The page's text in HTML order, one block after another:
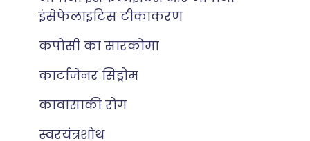
इंसेफेलाइटिस टीकाकरण
कपोसी का सारकोमा
कार्टाजेनर सिंड्रोम
कावासाकी रोग
स्वरयंत्रशोथ